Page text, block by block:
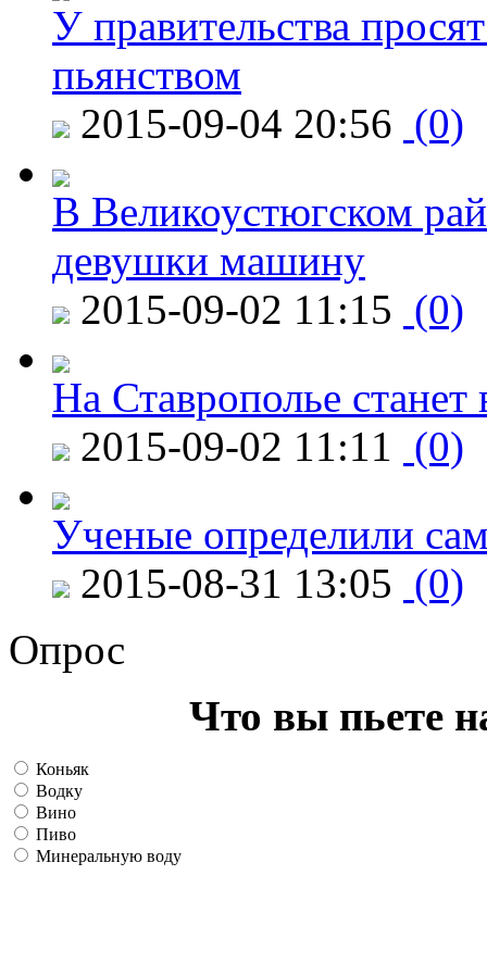
У правительства
пьянством
2015-09-04 20:56 (0)
В Великоустюгском
девушки машину
2015-09-02 11:15 (0)
На Ставрополье
2015-09-02 11:11 (0)
Ученые определили
2015-08-31 13:05 (0)
Опрос
Что вы пьете
Коньяк
Водку
Вино
Пиво
Минеральную воду